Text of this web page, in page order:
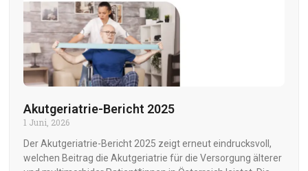
Akutgeriatrie-Bericht 2025
1 Juni, 2026
Der Akutgeriatrie-Bericht 2025 zeigt erneut eindrucksvoll,
welchen Beitrag die Akutgeriatrie für die Versorgung älterer